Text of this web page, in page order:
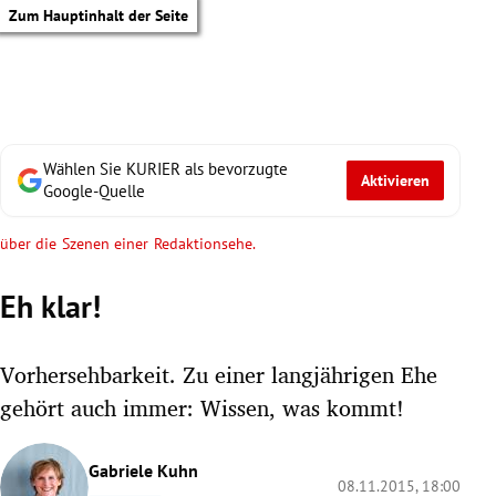
Zum Hauptinhalt der Seite
Untermenü
Wählen Sie KURIER als bevorzugte
Google-Quelle
Aktivieren
über die Szenen einer Redaktionsehe.
Eh klar!
Vorhersehbarkeit. Zu einer langjährigen Ehe
gehört auch immer: Wissen, was kommt!
Gabriele Kuhn
08.11.2015, 18:00